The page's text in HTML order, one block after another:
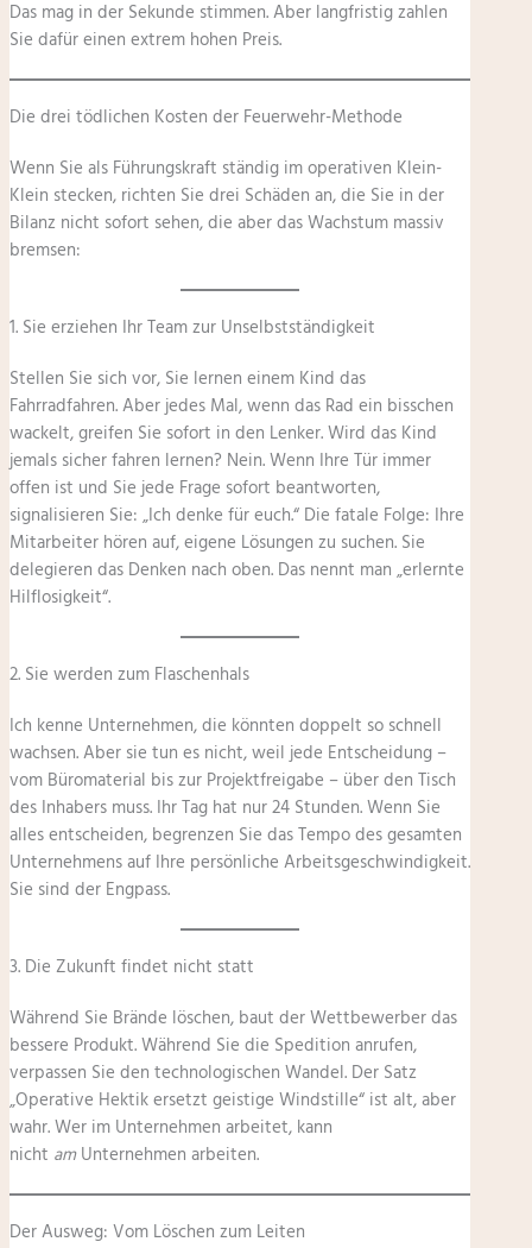
Das mag in der Sekunde stimmen. Aber langfristig zahlen
Sie dafür einen extrem hohen Preis.
Die drei tödlichen Kosten der Feuerwehr-Methode
Wenn Sie als Führungskraft ständig im operativen Klein-
Klein stecken, richten Sie drei Schäden an, die Sie in der
Bilanz nicht sofort sehen, die aber das Wachstum massiv
bremsen:
1. Sie erziehen Ihr Team zur Unselbstständigkeit
Stellen Sie sich vor, Sie lernen einem Kind das
Fahrradfahren. Aber jedes Mal, wenn das Rad ein bisschen
wackelt, greifen Sie sofort in den Lenker. Wird das Kind
jemals sicher fahren lernen? Nein. Wenn Ihre Tür immer
offen ist und Sie jede Frage sofort beantworten,
signalisieren Sie: „Ich denke für euch.“ Die fatale Folge: Ihre
Mitarbeiter hören auf, eigene Lösungen zu suchen. Sie
delegieren das Denken nach oben. Das nennt man „erlernte
Hilflosigkeit“.
2. Sie werden zum Flaschenhals
Ich kenne Unternehmen, die könnten doppelt so schnell
wachsen. Aber sie tun es nicht, weil jede Entscheidung –
vom Büromaterial bis zur Projektfreigabe – über den Tisch
des Inhabers muss. Ihr Tag hat nur 24 Stunden. Wenn Sie
alles entscheiden, begrenzen Sie das Tempo des gesamten
Unternehmens auf Ihre persönliche Arbeitsgeschwindigkeit.
Sie sind der Engpass.
3. Die Zukunft findet nicht statt
Während Sie Brände löschen, baut der Wettbewerber das
bessere Produkt. Während Sie die Spedition anrufen,
verpassen Sie den technologischen Wandel. Der Satz
„Operative Hektik ersetzt geistige Windstille“ ist alt, aber
wahr. Wer im Unternehmen arbeitet, kann
nicht amUnternehmen arbeiten.
Der Ausweg: Vom Löschen zum Leiten